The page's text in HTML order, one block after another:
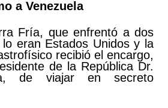
a Venezuela
Fría, que enfrentó a dos
eran Estados Unidos y la
recibió el encargo,
de la República Dr.
de viajar en secreto